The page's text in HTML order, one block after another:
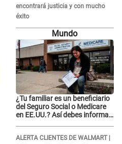
encontrará justicia y con mucho
éxito
Mundo
¿Tu familiar es un beneficiario
del Seguro Social o Medicare
en EE.UU.? Así debes informar
ALERTA CLIENTES DE WALMART |